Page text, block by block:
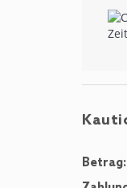
Betrag: